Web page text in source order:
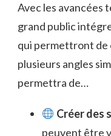
Avec les avancées
grand public
qui permettront de
plusieurs angles
permettra de…
Créer des
peuvent être